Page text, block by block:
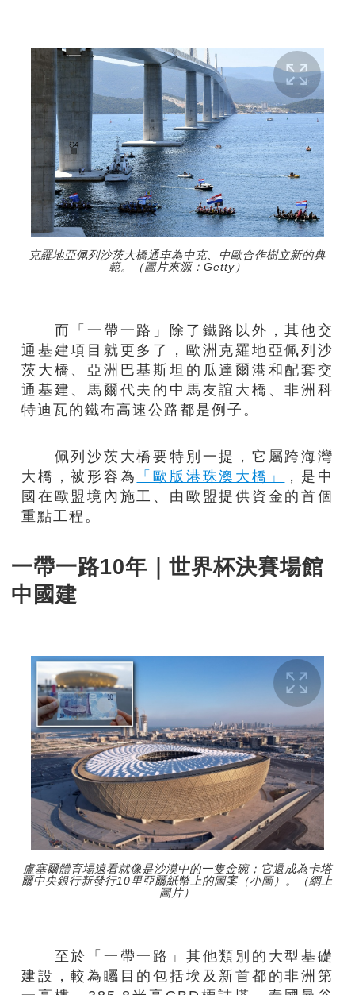
克羅地亞佩列沙茨大橋通車為中克、中歐合作樹立新的典
範。（圖片來源：Getty）
而「一帶一路」除了鐵路以外，其他交
通基建項目就更多了，歐洲克羅地亞佩列沙
茨大橋、亞洲巴基斯坦的瓜達爾港和配套交
通基建、馬爾代夫的中馬友誼大橋、非洲科
特迪瓦的鐵布高速公路都是例子。
佩列沙茨大橋要特別一提，它屬跨海灣
大橋，被形容為
「歐版港珠澳大橋」
，是中
國在歐盟境內施工、由歐盟提供資金的首個
重點工程。
一帶一路10年｜世界杯決賽場館
中國建
盧塞爾體育場遠看就像是沙漠中的一隻金碗；它還成為卡塔
爾中央銀行新發行10里亞爾紙幣上的圖案（小圖）。（網上
圖片）
至於「一帶一路」其他類別的大型基礎
建設，較為矚目的包括埃及新首都的非洲第